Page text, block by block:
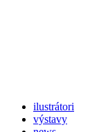
ilustrátori
výstavy